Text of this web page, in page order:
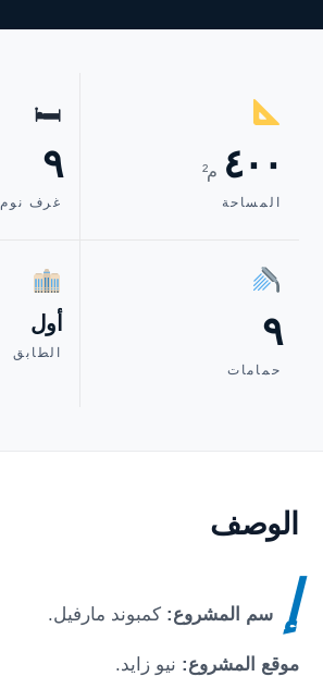
٤٠٠ م²
المساحة
🛏
٩
غرف نوم
٩
حمامات
أول
الطابق
الوصف
إ سم المشروع:كمبوند مارفيل.
موقع المشروع: نيو زايد.